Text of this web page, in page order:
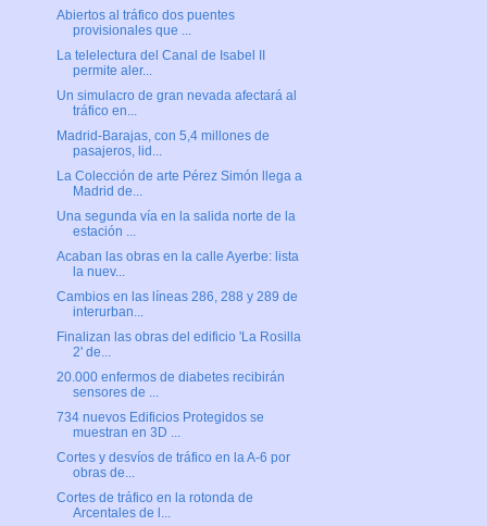
Abiertos al tráfico dos puentes
provisionales que ...
La telelectura del Canal de Isabel II
permite aler...
Un simulacro de gran nevada afectará al
tráfico en...
Madrid-Barajas, con 5,4 millones de
pasajeros, lid...
La Colección de arte Pérez Simón llega a
Madrid de...
Una segunda vía en la salida norte de la
estación ...
Acaban las obras en la calle Ayerbe: lista
la nuev...
Cambios en las líneas 286, 288 y 289 de
interurban...
Finalizan las obras del edificio 'La Rosilla
2' de...
20.000 enfermos de diabetes recibirán
sensores de ...
734 nuevos Edificios Protegidos se
muestran en 3D ...
Cortes y desvíos de tráfico en la A-6 por
obras de...
Cortes de tráfico en la rotonda de
Arcentales de l...